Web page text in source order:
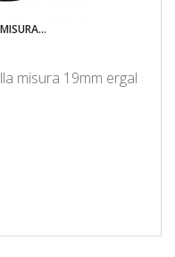
misura 19mm ergal